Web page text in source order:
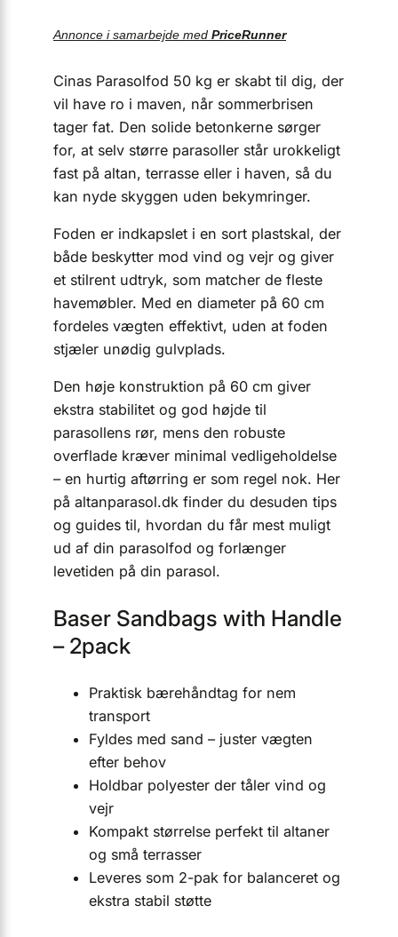
Annonce i samarbejde med PriceRunner
Cinas Parasolfod 50 kg er skabt til dig, der
vil have ro i maven, når sommerbrisen
tager fat. Den solide betonkerne sørger
for, at selv større parasoller står urokkeligt
fast på altan, terrasse eller i haven, så du
kan nyde skyggen uden bekymringer.
Foden er indkapslet i en sort plastskal, der
både beskytter mod vind og vejr og giver
et stilrent udtryk, som matcher de fleste
havemøbler. Med en diameter på 60 cm
fordeles vægten effektivt, uden at foden
stjæler unødig gulvplads.
Den høje konstruktion på 60 cm giver
ekstra stabilitet og god højde til
parasollens rør, mens den robuste
overflade kræver minimal vedligeholdelse
– en hurtig aftørring er som regel nok. Her
på altanparasol.dk finder du desuden tips
og guides til, hvordan du får mest muligt
ud af din parasolfod og forlænger
levetiden på din parasol.
Baser Sandbags with Handle
– 2pack
Praktisk bærehåndtag for nem
transport
Fyldes med sand – juster vægten
efter behov
Holdbar polyester der tåler vind og
vejr
Kompakt størrelse perfekt til altaner
og små terrasser
Leveres som 2-pak for balanceret og
ekstra stabil støtte